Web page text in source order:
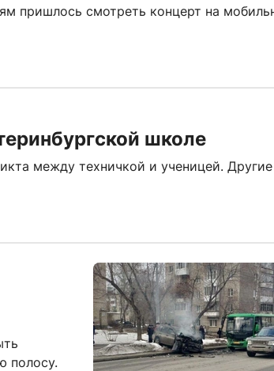
пришлось смотреть концерт на
школе
между техничкой и ученицей. Другие
полосу.